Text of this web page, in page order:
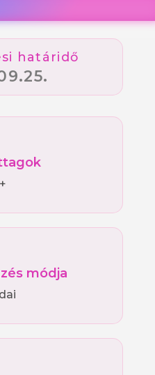
határidő
módja